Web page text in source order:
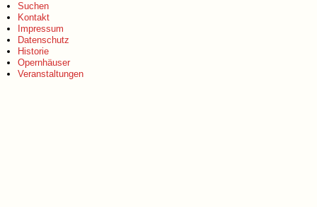
Suchen
Kontakt
Impressum
Datenschutz
Historie
Opernhäuser
Veranstaltungen